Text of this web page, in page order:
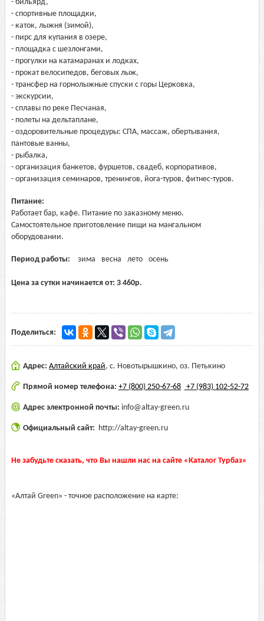
- бильярд,
- спортивные площадки,
- каток, лыжня (зимой),
- пирс для купания в озере,
- площадка с шезлонгами,
- прогулки на катамаранах и лодках,
- прокат велосипедов, беговых лыж,
- трансфер на горнолыжные спуски с горы Церковка,
- экскурсии,
- сплавы по реке Песчаная,
- полеты на дельтаплане,
- оздоровительные процедуры: СПА, массаж, обертывания,
пантовые ванны,
- рыбалка,
- организация банкетов, фуршетов, свадеб, корпоративов,
- организация семинаров, тренингов, йога-туров, фитнес-туров.
Питание:
Работает бар, кафе. Питание по заказному меню.
Самостоятельное приготовление пищи на мангальном
оборудовании.
Период работы: зима весна лето осень
Цена за сутки начинается от: 3 460р.
Поделиться:
Адрес: Алтайский край, с. Новотырышкино, оз. Петькино
Прямой номер телефона: +7 (800) 250-67-68 +7 (983) 102-52-72
Адрес электронной почты: info@altay-green.ru
Официальный сайт: http://altay-green.ru
Не забудьте сказать, что Вы нашли нас на сайте «Каталог Турбаз»
«Алтай Green» - точное расположение на карте: